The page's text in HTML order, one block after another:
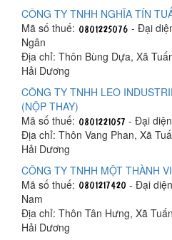
CÔNG TY TNHH NGHĨA TÍN
Mã số thuế:
- Đại
Ngân
Địa chỉ: Thôn Bùng Dựa, Xã
Hải Dương
CÔNG TY TNHH LEO
(NỘP THAY)
Mã số thuế:
- Đại
Địa chỉ: Thôn Vang Phan, Xã
Hải Dương
CÔNG TY TNHH MỘT THÀNH
Mã số thuế:
- Đại
Nam
Địa chỉ: Thôn Tân Hưng, Xã
Hải Dương